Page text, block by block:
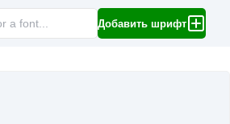
Добавить шрифт